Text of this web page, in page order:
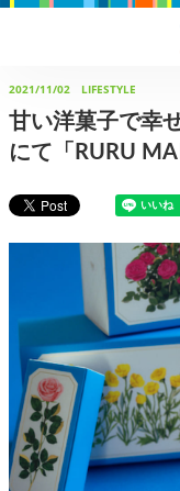
2021/11/02 LIFESTYLE
甘い洋菓子で幸
にて「RURU